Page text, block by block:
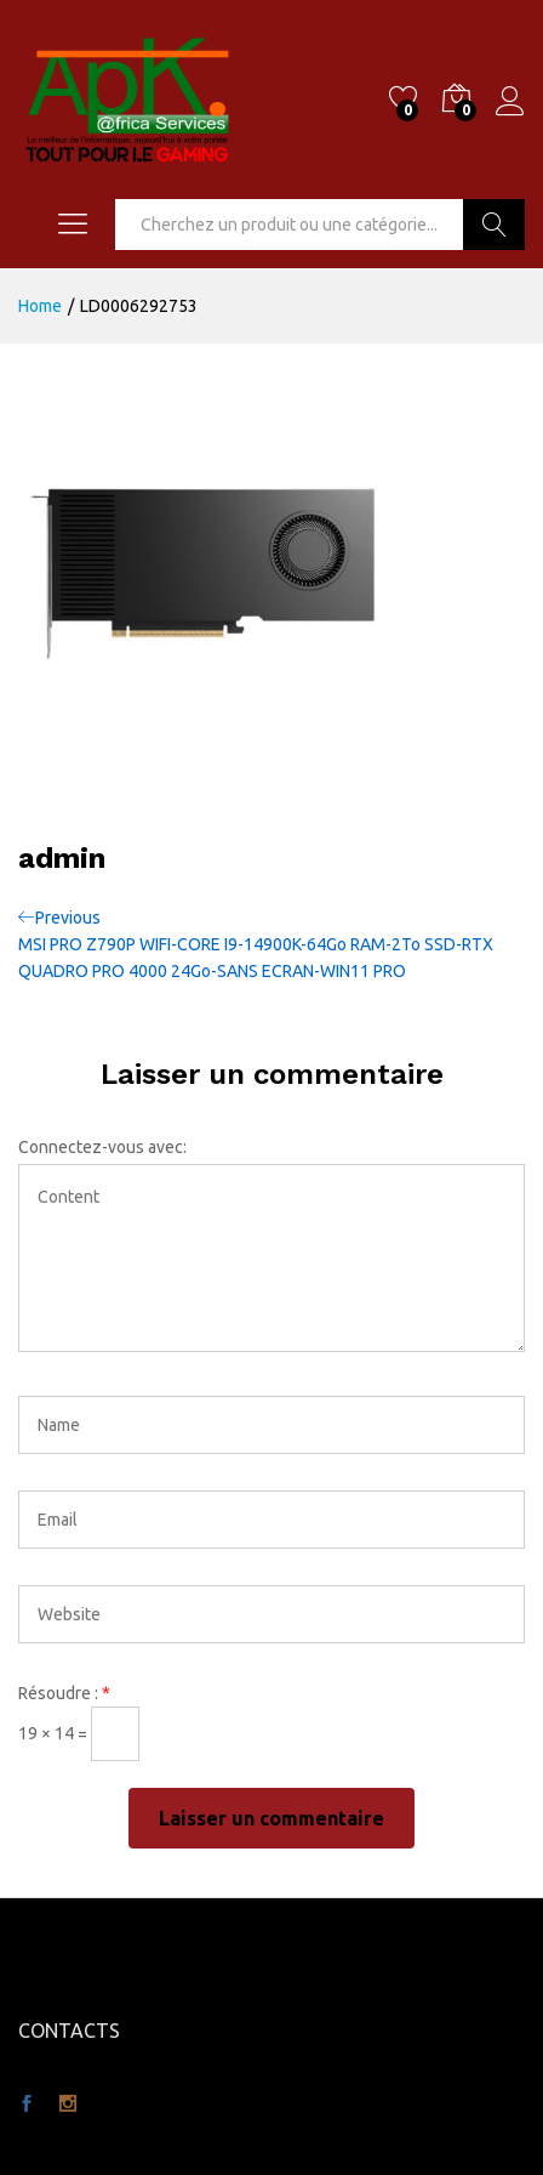
0 0
Home / LD0006292753
admin
Navigation
de
Previous
Post
Previous
MSI PRO Z790P WIFI-CORE I9-14900K-64Go RAM-2To SSD-RTX
QUADRO PRO 4000 24Go-SANS ECRAN-WIN11 PRO
Laisser un commentaire
Connectez-vous avec:
Résoudre : *
19 × 14 =
CONTACTS